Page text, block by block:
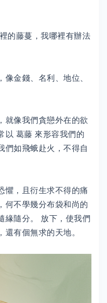
的藤蔓，我哪裡有辦法
金錢、名利、地位、
就像我們貪戀外在的欲
以 葛藤 來形容我們的
們如飛蛾赴火，不得自
，且衍生求不得的痛
何不學幾分布袋和尚的
緣隨分。 放下，使我們
有個無求的天地。